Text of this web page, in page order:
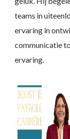
teams in
ervaring in
communicatie
ervaring.